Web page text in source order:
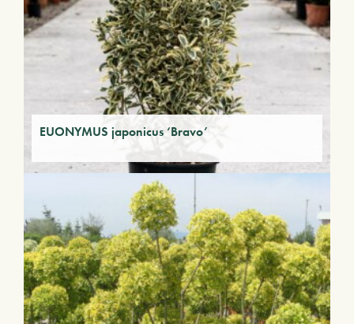
EUONYMUS japonicus ‘Bravo’